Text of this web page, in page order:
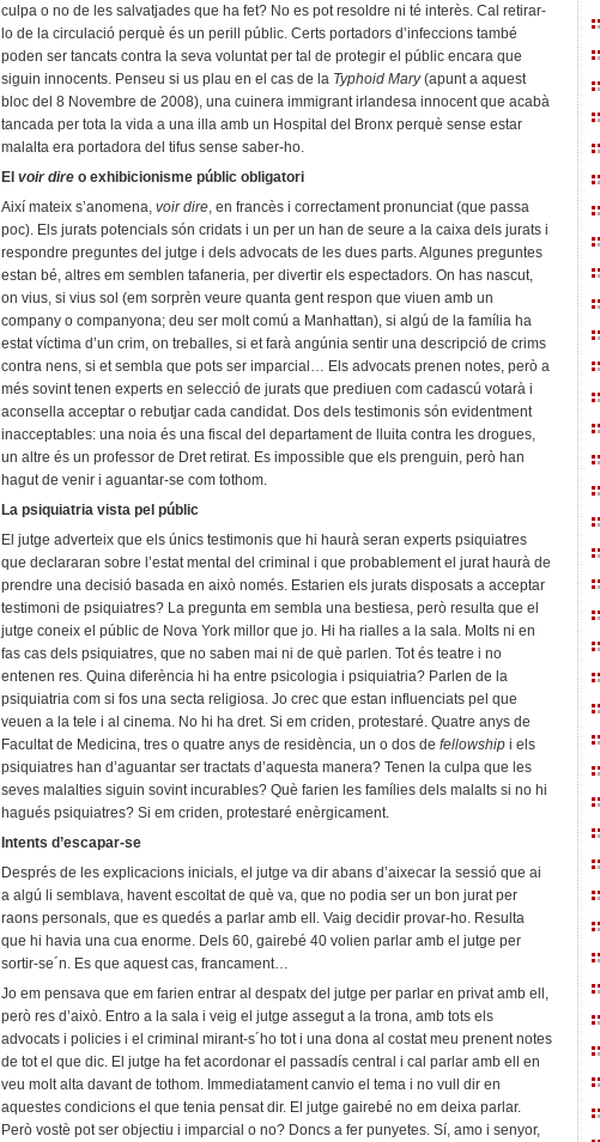
culpa o no de les salvatjades que ha fet? No es pot resoldre ni té interès. Cal retirar-
lo de la circulació perquè és un perill públic. Certs portadors d’infeccions també
poden ser tancats contra la seva voluntat per tal de protegir el públic encara que
siguin innocents. Penseu si us plau en el cas de la Typhoid Mary (apunt a aquest
bloc del 8 Novembre de 2008), una cuinera immigrant irlandesa innocent que acabà
tancada per tota la vida a una illa amb un Hospital del Bronx perquè sense estar
malalta era portadora del tifus sense saber-ho.
El voir dire o exhibicionisme públic obligatori
Així mateix s’anomena, voir dire , en francès i correctament pronunciat (que passa
poc). Els jurats potencials són cridats i un per un han de seure a la caixa dels jurats i
respondre preguntes del jutge i dels advocats de les dues parts. Algunes preguntes
estan bé, altres em semblen tafaneria, per divertir els espectadors. On has nascut,
on vius, si vius sol (em sorprèn veure quanta gent respon que viuen amb un
company o companyona; deu ser molt comú a Manhattan), si algú de la família ha
estat víctima d’un crim, on treballes, si et farà angúnia sentir una descripció de crims
contra nens, si et sembla que pots ser imparcial… Els advocats prenen notes, però a
més sovint tenen experts en selecció de jurats que prediuen com cadascú votarà i
aconsella acceptar o rebutjar cada candidat. Dos dels testimonis són evidentment
inacceptables: una noia és una fiscal del departament de lluita contra les drogues,
un altre és un professor de Dret retirat. Es impossible que els prenguin, però han
hagut de venir i aguantar-se com tothom.
La psiquiatria vista pel públic
El jutge adverteix que els únics testimonis que hi haurà seran experts psiquiatres
que declararan sobre l’estat mental del criminal i que probablement el jurat haurà de
prendre una decisió basada en això només. Estarien els jurats disposats a acceptar
testimoni de psiquiatres? La pregunta em sembla una bestiesa, però resulta que el
jutge coneix el públic de Nova York millor que jo. Hi ha rialles a la sala. Molts ni en
fas cas dels psiquiatres, que no saben mai ni de què parlen. Tot és teatre i no
entenen res. Quina diferència hi ha entre psicologia i psiquiatria? Parlen de la
psiquiatria com si fos una secta religiosa. Jo crec que estan influenciats pel que
veuen a la tele i al cinema. No hi ha dret. Si em criden, protestaré. Quatre anys de
Facultat de Medicina, tres o quatre anys de residència, un o dos de fellowship i els
psiquiatres han d’aguantar ser tractats d’aquesta manera? Tenen la culpa que les
seves malalties siguin sovint incurables? Què farien les famílies dels malalts si no hi
hagués psiquiatres? Si em criden, protestaré enèrgicament.
Intents d’escapar-se
Després de les explicacions inicials, el jutge va dir abans d’aixecar la sessió que ai
a algú li semblava, havent escoltat de què va, que no podia ser un bon jurat per
raons personals, que es quedés a parlar amb ell. Vaig decidir provar-ho. Resulta
que hi havia una cua enorme. Dels 60, gairebé 40 volien parlar amb el jutge per
sortir-se´n. Es que aquest cas, francament…
Jo em pensava que em farien entrar al despatx del jutge per parlar en privat amb ell,
però res d’això. Entro a la sala i veig el jutge assegut a la trona, amb tots els
advocats i policies i el criminal mirant-s´ho tot i una dona al costat meu prenent notes
de tot el que dic. El jutge ha fet acordonar el passadís central i cal parlar amb ell en
veu molt alta davant de tothom. Immediatament canvio el tema i no vull dir en
aquestes condicions el que tenia pensat dir. El jutge gairebé no em deixa parlar.
Però vostè pot ser objectiu i imparcial o no? Doncs a fer punyetes. Sí, amo i senyor,